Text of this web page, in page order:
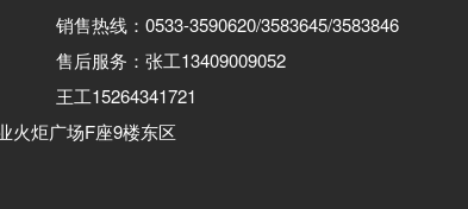
销售热线：0533-3590620/3583645/3583846
售后服务：张工13409009052
王工15264341721
火炬广场F座9楼东区